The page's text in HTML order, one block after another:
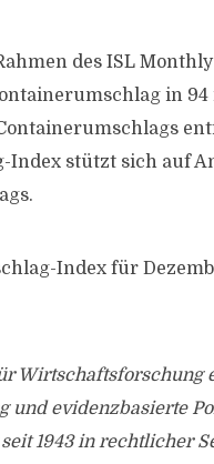
des ISL
in
stützt sich auf
Index für
Wirtschaftsforschung
und evidenzbasierte
1943 in rechtlicher